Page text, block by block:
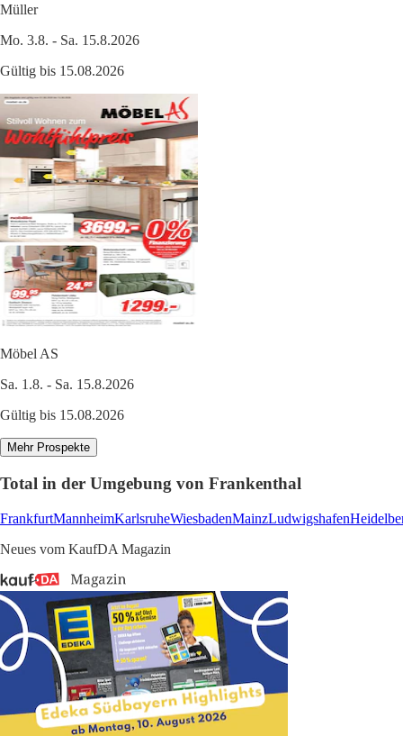
Müller
Mo. 3.8. - Sa. 15.8.2026
Gültig bis 15.08.2026
Möbel AS
Sa. 1.8. - Sa. 15.8.2026
Gültig bis 15.08.2026
Mehr Prospekte
Total in der Umgebung von Frankenthal
FrankfurtMannheimKarlsruheWiesbadenMainzLudwigshafen
Neues vom KaufDA Magazin